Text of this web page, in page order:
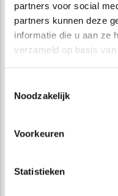
partners voor social
partners kunnen deze
informatie die u aan ze
verzameld op basis
Noodzakelijk
Voorkeuren
Statistieken
GC en RAW. Daarnaast
personeel voor de
andere:
baggerspecie;
Meting en
Het toezicht op het